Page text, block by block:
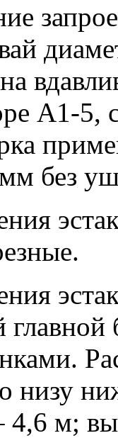
А1-5,
без
главной
низу
4,6 м;